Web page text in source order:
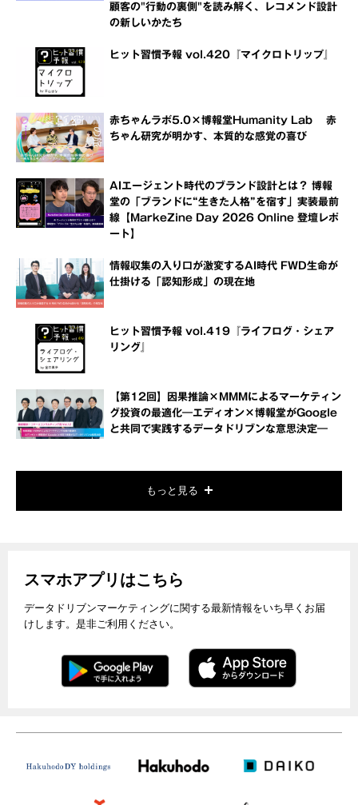
顧客の"行動の裏側"を読み解く、レコメンド設計
の新しいかたち
ヒット習慣予報 vol.420『マイクロトリップ』
赤ちゃんラボ5.0×博報堂Humanity Lab 赤
ちゃん研究が明かす、本質的な感覚の喜び
AIエージェント時代のブランド設計とは？ 博報
堂の「ブランドに“生きた人格”を宿す」実装最前
線【MarkeZine Day 2026 Online 登壇レポ
ート】
情報収集の入り口が激変するAI時代 FWD生命が
仕掛ける「認知形成」の現在地
ヒット習慣予報 vol.419『ライフログ・シェア
リング』
【第12回】因果推論×MMMによるマーケティン
グ投資の最適化―エディオン×博報堂がGoogle
と共同で実践するデータドリブンな意思決定―
もっと見る
スマホアプリはこちら
データドリブンマーケティングに関する最新情報をいち早くお届
けします。是非ご利用ください。